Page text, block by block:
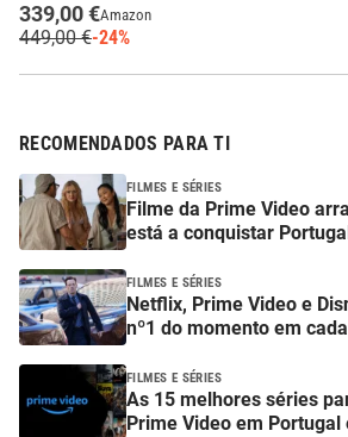
339,00 €Amazon
449,00 €-24%
RECOMENDADOS PARA TI
FILMES E SÉRIES
Filme da Prime Video
está a conquistar
FILMES E SÉRIES
Netflix, Prime Video e
nº1 do momento em
FILMES E SÉRIES
As 15 melhores séries
Prime Video em Portugal